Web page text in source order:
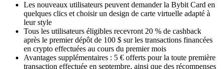
Les nouveaux utilisateurs peuvent demander la Bybit Card en
quelques clics et choisir un design de carte virtuelle adapté à
leur style
Tous les utilisateurs éligibles recevront 20 % de cashback
après le premier dépôt de 100 $ sur les transactions financées
en crypto effectuées au cours du premier mois
Avantages supplémentaires : 5 € offerts pour la toute première
transaction effectuée en septembre, ainsi que des récompenses